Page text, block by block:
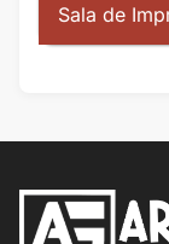
Sala de